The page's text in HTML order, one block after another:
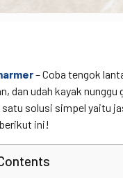
– Coba tengok
dan udah kayak
solusi simpel yaitu
ini!